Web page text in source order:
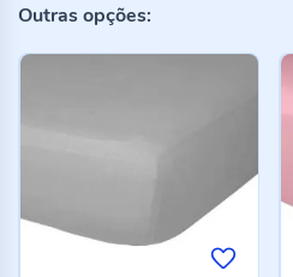
Outras opções: